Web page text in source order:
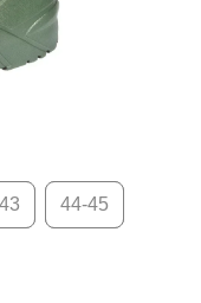
44-45